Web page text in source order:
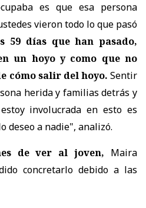
es que esa persona
vieron todo lo que pasó
59 días que han pasado,
un hoyo y como que no
cómo salir del hoyo. Sentir
herida y familias detrás y
involucrada en esto es
deseo a nadie", analizó.
de ver al joven, Maira
concretarlo debido a las